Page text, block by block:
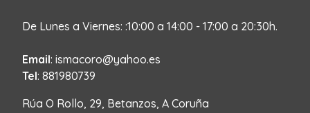
De Lunes a Viernes: :10:00 a 14:00 - 17:00 a 20:30h.
Email: ismacoro@yahoo.es
Tel: 881980739
Rúa O Rollo, 29, Betanzos, A Coruña